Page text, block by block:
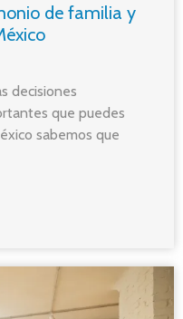
de familia y
decisiones
que puedes
sabemos que